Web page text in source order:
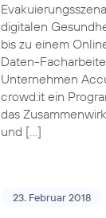
digitalen
bis zu einem
Daten-
Unternehmen
crowd:it ein
das
und […]
23. Februar 2018